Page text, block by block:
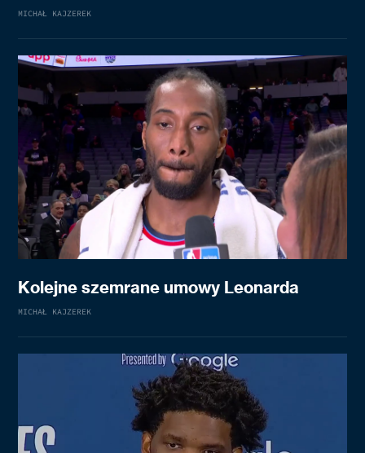
MICHAŁ KAJZEREK
Kolejne szemrane umowy Leonarda
MICHAŁ KAJZEREK